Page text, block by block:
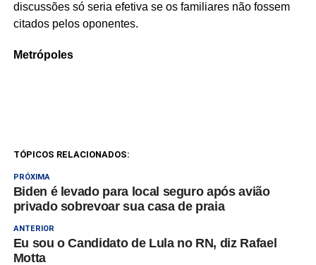
discussões só seria efetiva se os familiares não fossem
citados pelos oponentes.
Metrópoles
TÓPICOS RELACIONADOS:
PRÓXIMA
Biden é levado para local seguro após avião
privado sobrevoar sua casa de praia
ANTERIOR
Eu sou o Candidato de Lula no RN, diz Rafael
Motta